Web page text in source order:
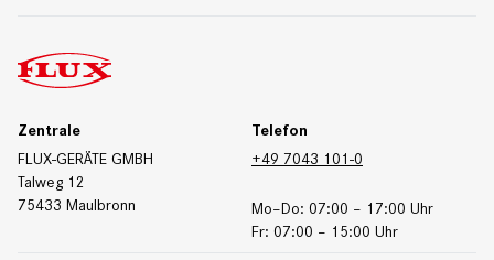
Messetermine
Produktdatenblätter
Zertifikate
Zentrale
FLUX-GERÄTE GMBH
Talweg 12
75433 Maulbronn
Telefon
+49 7043 101-0
Mo–Do: 07:00 – 17:00 Uhr
Fr: 07:00 – 15:00 Uhr